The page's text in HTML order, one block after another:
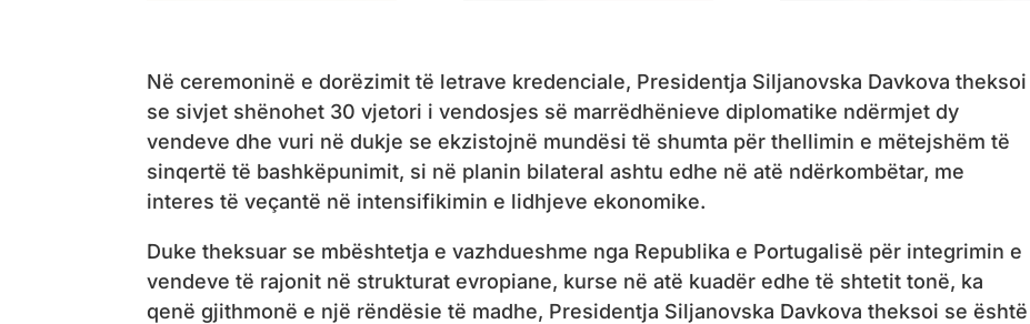
Në ceremoninë e dorëzimit të letrave kredenciale, Presidentja Siljanovska Davkova theksoi
se sivjet shënohet 30 vjetori i vendosjes së marrëdhënieve diplomatike ndërmjet dy
vendeve dhe vuri në dukje se ekzistojnë mundësi të shumta për thellimin e mëtejshëm të
sinqertë të bashkëpunimit, si në planin bilateral ashtu edhe në atë ndërkombëtar, me
interes të veçantë në intensifikimin e lidhjeve ekonomike.
Duke theksuar se mbështetja e vazhdueshme nga Republika e Portugalisë për integrimin e
vendeve të rajonit në strukturat evropiane, kurse në atë kuadër edhe të shtetit tonë, ka
qenë gjithmonë e një rëndësie të madhe, Presidentja Siljanovska Davkova theksoi se është